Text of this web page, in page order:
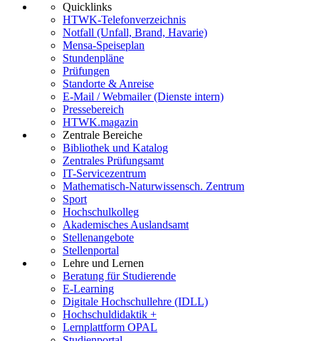
Quicklinks
HTWK-Telefonverzeichnis
Notfall (Unfall, Brand, Havarie)
Mensa-Speiseplan
Stundenpläne
Prüfungen
Standorte & Anreise
E-Mail / Webmailer (Dienste intern)
Pressebereich
HTWK.magazin
Zentrale Bereiche
Bibliothek und Katalog
Zentrales Prüfungsamt
IT-Servicezentrum
Mathematisch-Naturwissensch. Zentrum
Sport
Hochschulkolleg
Akademisches Auslandsamt
Stellenangebote
Stellenportal
Lehre und Lernen
Beratung für Studierende
E-Learning
Digitale Hochschullehre (IDLL)
Hochschuldidaktik +
Lernplattform OPAL